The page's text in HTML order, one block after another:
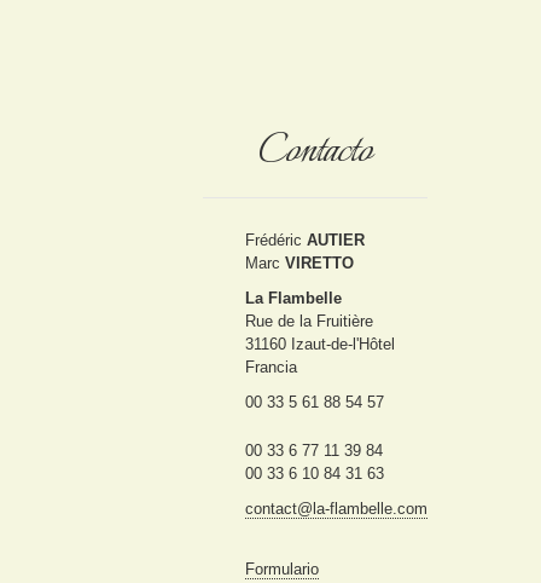
Contacto
Frédéric AUTIER
Marc VIRETTO
La Flambelle
Rue de la Fruitière
31160 Izaut-de-l'Hôtel
Francia
00 33 5 61 88 54 57
00 33 6 77 11 39 84
00 33 6 10 84 31 63
contact@la-flambelle.com
Formulario